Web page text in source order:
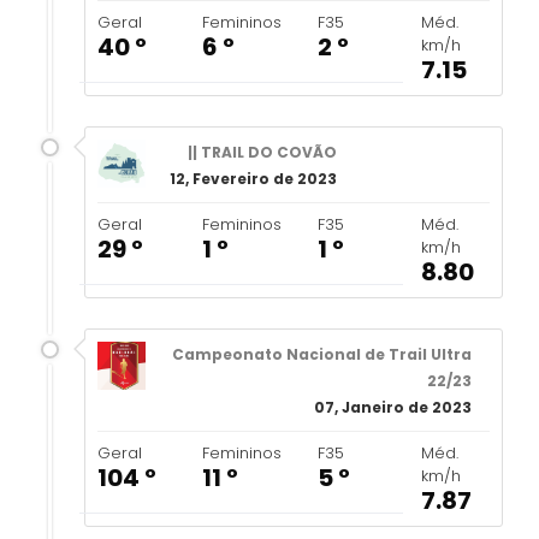
Geral
40 º
Femininos
6 º
F35
2 º
Méd.
km/h
7.15
|| TRAIL DO COVÃO
12, Fevereiro de 2023
Geral
29 º
Femininos
1 º
F35
1 º
Méd.
km/h
8.80
Campeonato Nacional de Trail Ultra
22/23
07, Janeiro de 2023
Geral
104 º
Femininos
11 º
F35
5 º
Méd.
km/h
7.87